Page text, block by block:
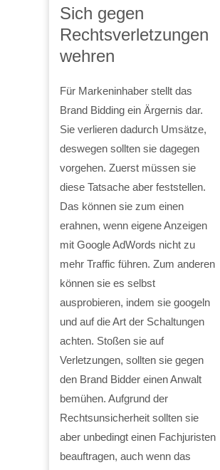
Sich gegen
Rechtsverletzungen
wehren
Für Markeninhaber stellt das
Brand Bidding ein Ärgernis dar.
Sie verlieren dadurch Umsätze,
deswegen sollten sie dagegen
vorgehen. Zuerst müssen sie
diese Tatsache aber feststellen.
Das können sie zum einen
erahnen, wenn eigene Anzeigen
mit Google AdWords nicht zu
mehr Traffic führen. Zum anderen
können sie es selbst
ausprobieren, indem sie googeln
und auf die Art der Schaltungen
achten. Stoßen sie auf
Verletzungen, sollten sie gegen
den Brand Bidder einen Anwalt
bemühen. Aufgrund der
Rechtsunsicherheit sollten sie
aber unbedingt einen Fachjuristen
beauftragen, auch wenn das